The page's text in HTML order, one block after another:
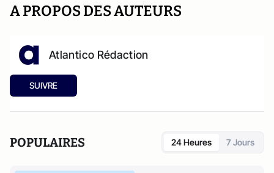
A PROPOS DES AUTEURS
Atlantico Rédaction
SUIVRE
POPULAIRES 24 Heures 7 Jours